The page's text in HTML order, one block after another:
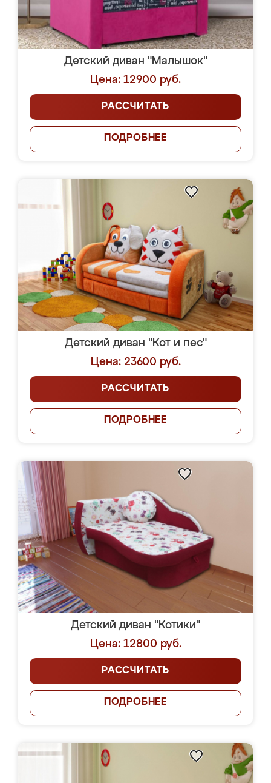
Детский диван "Малышок"
Цена: 12900 руб.
РАССЧИТАТЬ
ПОДРОБНЕЕ
Детский диван "Кот и пес"
Цена: 23600 руб.
РАССЧИТАТЬ
ПОДРОБНЕЕ
Детский диван "Котики"
Цена: 12800 руб.
РАССЧИТАТЬ
ПОДРОБНЕЕ